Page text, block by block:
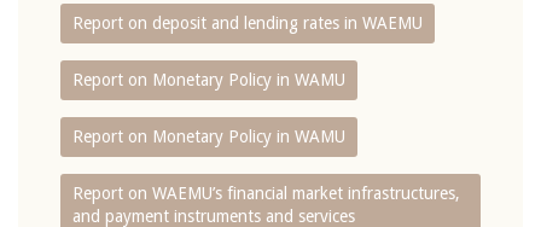
Report on deposit and lending rates in WAEMU
Report on Monetary Policy in WAMU
Report on Monetary Policy in WAMU
Report on WAEMU’s financial market infrastructures,
and payment instruments and services